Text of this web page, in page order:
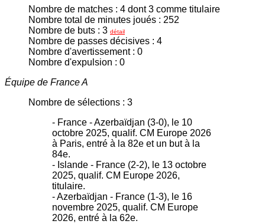
Nombre de matches : 4 dont 3 comme titulaire
Nombre total de minutes joués : 252
Nombre de buts : 3 détail
Nombre de passes décisives : 4
Nombre d'avertissement : 0
Nombre d'expulsion : 0
Équipe de France A
Nombre de sélections : 3
- France - Azerbaïdjan (3-0), le 10
octobre 2025, qualif. CM Europe 2026
à Paris, entré à la 82e et un but à la
84e.
- Islande - France (2-2), le 13 octobre
2025, qualif. CM Europe 2026,
titulaire.
- Azerbaïdjan - France (1-3), le 16
novembre 2025, qualif. CM Europe
2026, entré à la 62e.